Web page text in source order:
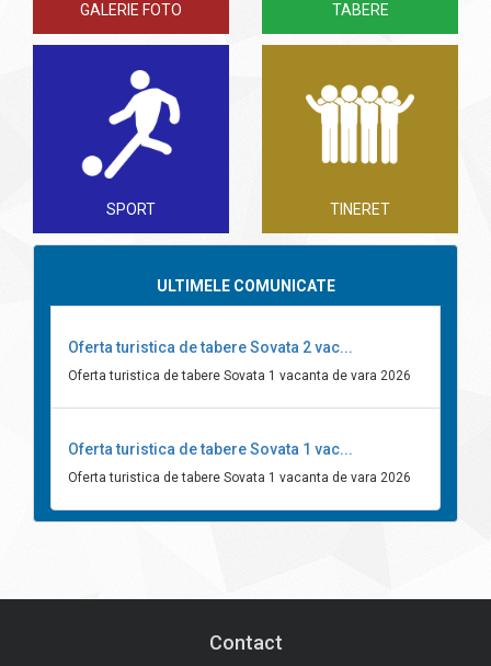
GALERIE FOTO TABERE
SPORT TINERET
ULTIMELE COMUNICATE
Oferta turistica de tabere Sovata 2 vac...
Oferta turistica de tabere Sovata 1 vacanta de vara 2026
Oferta turistica de tabere Sovata 1 vac...
Oferta turistica de tabere Sovata 1 vacanta de vara 2026
Contact